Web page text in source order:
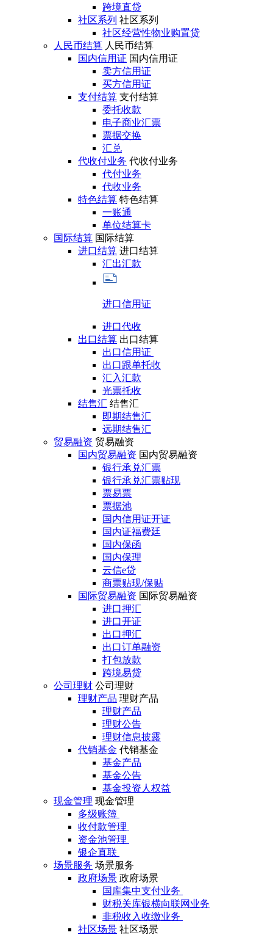
跨境直贷
社区系列 社区系列
社区经营性物业购置贷
人民币结算 人民币结算
国内信用证 国内信用证
卖方信用证
买方信用证
支付结算 支付结算
委托收款
电子商业汇票
票据交换
汇兑
代收付业务 代收付业务
代付业务
代收业务
特色结算 特色结算
一账通
单位结算卡
国际结算 国际结算
进口结算 进口结算
汇出汇款
进口信用证
进口代收
出口结算 出口结算
出口信用证
出口跟单托收
汇入汇款
光票托收
结售汇 结售汇
即期结售汇
远期结售汇
贸易融资 贸易融资
国内贸易融资 国内贸易融资
银行承兑汇票
银行承兑汇票贴现
票易票
票据池
国内信用证开证
国内证福费廷
国内保函
国内保理
云信e贷
商票贴现/保贴
国际贸易融资 国际贸易融资
进口押汇
进口开证
出口押汇
出口订单融资
打包放款
跨境易贷
公司理财 公司理财
理财产品 理财产品
理财产品
理财公告
理财信息披露
代销基金 代销基金
基金产品
基金公告
基金投资人权益
现金管理 现金管理
多级账簿
收付款管理
资金池管理
银企直联
场景服务 场景服务
政府场景 政府场景
国库集中支付业务
财税关库银横向联网业务
非税收入收缴业务
社区场景 社区场景